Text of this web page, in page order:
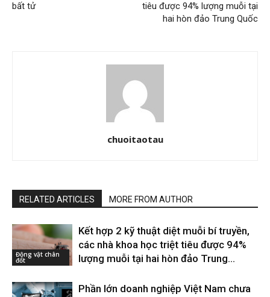
bất tử
tiêu được 94% lượng muỗi tại
hai hòn đảo Trung Quốc
chuoitaotau
RELATED ARTICLES MORE FROM AUTHOR
Động vật chân
đốt
Kết hợp 2 kỹ thuật diệt muỗi bí truyền,
các nhà khoa học triệt tiêu được 94%
lượng muỗi tại hai hòn đảo Trung...
Phần lớn doanh nghiệp Việt Nam chưa